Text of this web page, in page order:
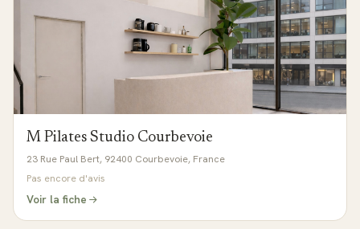
M Pilates Studio Courbevoie
23 Rue Paul Bert, 92400 Courbevoie, France
Pas encore d'avis
Voir la fiche